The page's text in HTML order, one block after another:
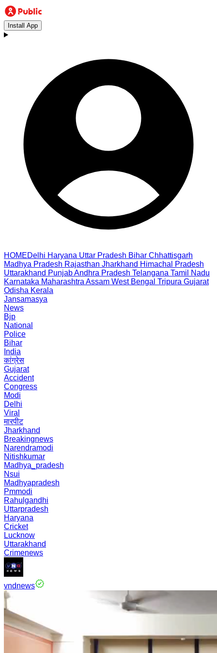
Install App
HOMEDelhi Haryana Uttar Pradesh Bihar Chhattisgarh
Madhya Pradesh Rajasthan Jharkhand Himachal Pradesh
Uttarakhand PunjabAndhra Pradesh Telangana Tamil Nadu
Karnataka Maharashtra Assam West Bengal Tripura Gujarat
Odisha Kerala
Jansamasya
News
Bjp
National
Police
Bihar
India
कांग्रेस
Gujarat
Accident
Congress
Modi
Delhi
Viral
मारपीट
Jharkhand
Breakingnews
Narendramodi
Nitishkumar
Madhya_pradesh
Nsui
Madhyapradesh
Pmmodi
Rahulgandhi
Uttarpradesh
Haryana
Cricket
Lucknow
Uttarakhand
Crimenews
vndnews